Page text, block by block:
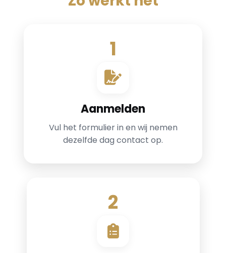
1
Aanmelden
Vul het formulier in en wij nemen
dezelfde dag contact op.
2